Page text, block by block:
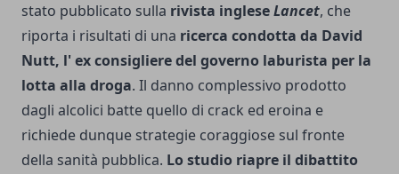
stato pubblicato sulla rivista ingleseLancet, che
riporta i risultati di una ricerca condotta da David
Nutt, l' ex consigliere del governo laburista per la
lotta alla droga. Il danno complessivo prodotto
dagli alcolici batte quello di crack ed eroina e
richiede dunque strategie coraggiose sul fronte
della sanità pubblica. Lo studio riapre il dibattito